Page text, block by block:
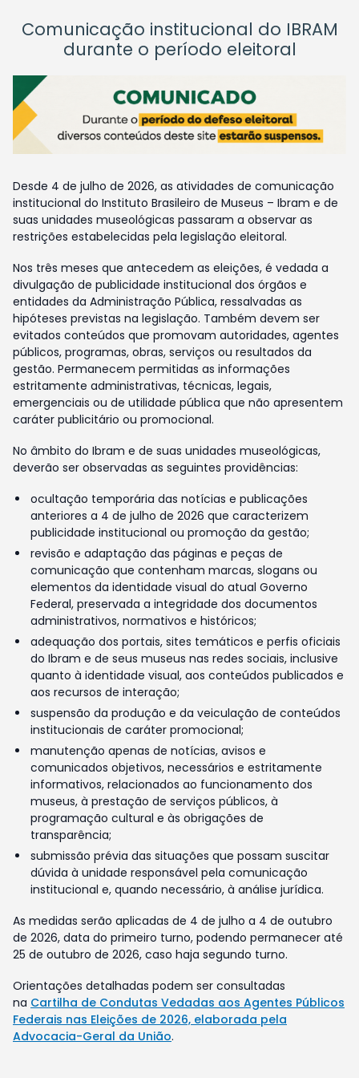
Comunicação institucional do IBRAM
durante o período eleitoral
Desde 4 de julho de 2026, as atividades de comunicação
institucional do Instituto Brasileiro de Museus – Ibram e de
suas unidades museológicas passaram a observar as
restrições estabelecidas pela legislação eleitoral.
Nos três meses que antecedem as eleições, é vedada a
divulgação de publicidade institucional dos órgãos e
entidades da Administração Pública, ressalvadas as
hipóteses previstas na legislação. Também devem ser
evitados conteúdos que promovam autoridades, agentes
públicos, programas, obras, serviços ou resultados da
gestão. Permanecem permitidas as informações
estritamente administrativas, técnicas, legais,
emergenciais ou de utilidade pública que não apresentem
caráter publicitário ou promocional.
No âmbito do Ibram e de suas unidades museológicas,
deverão ser observadas as seguintes providências:
ocultação temporária das notícias e publicações
anteriores a 4 de julho de 2026 que caracterizem
publicidade institucional ou promoção da gestão;
revisão e adaptação das páginas e peças de
comunicação que contenham marcas, slogans ou
elementos da identidade visual do atual Governo
Federal, preservada a integridade dos documentos
administrativos, normativos e históricos;
adequação dos portais, sites temáticos e perfis oficiais
do Ibram e de seus museus nas redes sociais, inclusive
quanto à identidade visual, aos conteúdos publicados e
aos recursos de interação;
suspensão da produção e da veiculação de conteúdos
institucionais de caráter promocional;
manutenção apenas de notícias, avisos e
comunicados objetivos, necessários e estritamente
informativos, relacionados ao funcionamento dos
museus, à prestação de serviços públicos, à
programação cultural e às obrigações de
transparência;
submissão prévia das situações que possam suscitar
dúvida à unidade responsável pela comunicação
institucional e, quando necessário, à análise jurídica.
As medidas serão aplicadas de 4 de julho a 4 de outubro
de 2026, data do primeiro turno, podendo permanecer até
25 de outubro de 2026, caso haja segundo turno.
Orientações detalhadas podem ser consultadas
na Cartilha de Condutas Vedadas aos Agentes Públicos
Federais nas Eleições de 2026, elaborada pela
Advocacia-Geral da União.